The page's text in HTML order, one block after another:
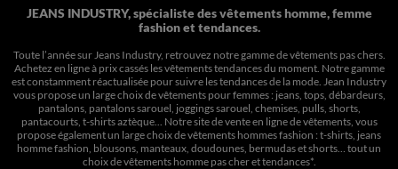
JEANS INDUSTRY, spécialiste des vêtements homme, femme
fashion et tendances.
Toute l’année sur Jeans Industry, retrouvez notre gamme de vêtements pas chers.
Achetez en ligne à prix cassés les vêtements tendances du moment. Notre gamme
est constamment réactualisée pour suivre les tendances de la mode. Jean Industry
vous propose un large choix de vêtements pour femmes : jeans, tops, débardeurs,
pantalons, pantalons sarouel, joggings sarouel, chemises, pulls, shorts,
pantacourts, t-shirts aztèque... Notre site de vente en ligne de vêtements, vous
propose également un large choix de vêtements hommes fashion : t-shirts, jeans
homme fashion, blousons, manteaux, doudounes, bermudas et shorts… tout un
choix devêtements homme pas cher et tendances*.